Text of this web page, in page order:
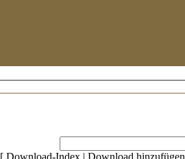
[ Download-Index| Download hinzufügen